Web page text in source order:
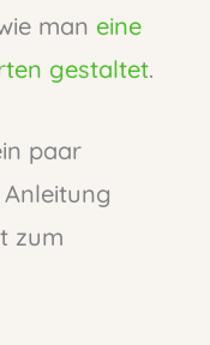
man eine
gestaltet.
paar
zum